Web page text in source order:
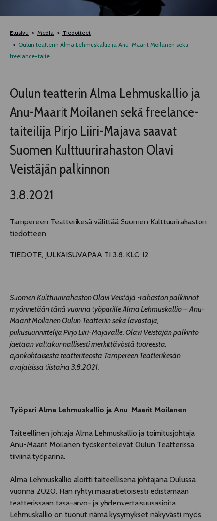
TELTTALAB
OFF TAMPERE
MUU OHJELMISTO
Etusivu Media
Tiedotteet
Oulun teatterin Alma Lehmuskallio ja Anu-Maarit Moilanen sekä
freelance-taite...
Oulun teatterin Alma Lehmuskallio ja
Anu-Maarit Moilanen sekä freelance-
taiteilija Pirjo Liiri-Majava saavat
Suomen Kulttuurirahaston Olavi
Veistäjän palkinnon
3.8.2021
Tampereen Teatterikesä välittää Suomen Kulttuurirahaston
tiedotteen
TIEDOTE, JULKAISUVAPAA TI 3.8. KLO 12
Suomen Kulttuurirahaston Olavi Veistäjä -rahaston palkinnot
myönnetään tänä vuonna työparille Alma Lehmuskallio – Anu-
Maarit Moilanen Oulun Teatteriin sekä lavastaja,
pukusuunnittelija Pirjo Liiri-Majavalle. Olavi Veistäjän palkinto
jaetaan valtakunnallisesti merkittävästä tuoreesta,
ajankohtaisesta teatteriteosta Tampereen Teatterikesän
avajaisissa tiistaina 3.8.2021.
Työpari Alma Lehmuskallio ja Anu-Maarit Moilanen
Taiteellinen johtaja Alma Lehmuskallio ja toimitusjohtaja
Anu-Maarit Moilanen työskentelevät Oulun Teatterissa
tiiviinä työparina.
Alma Lehmuskallio aloitti taiteellisena johtajana Oulussa
vuonna 2020. Hän ryhtyi määrätietoisesti edistämään
teatterissaan tasa-arvo- ja yhdenvertaisuusasioita.
Lehmuskallio on tuonut nämä kysymykset näkyvästi myös